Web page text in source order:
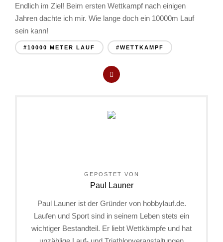
Endlich im Ziel! Beim ersten Wettkampf nach einigen
Jahren dachte ich mir. Wie lange doch ein 10000m Lauf
sein kann!
#10000 METER LAUF #WETTKAMPF
GEPOSTET VON
Paul Launer
Paul Launer ist der Gründer von hobbylauf.de.
Laufen und Sport sind in seinem Leben stets ein
wichtiger Bestandteil. Er liebt Wettkämpfe und hat